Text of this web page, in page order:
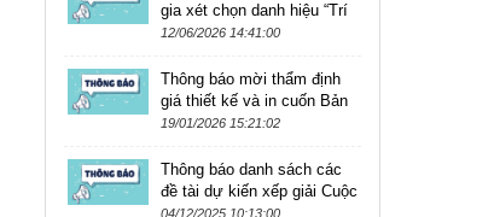
gia xét chọn danh hiệu “Trí
thức khoa học và công nghệ
12/06/2026 14:41:00
Thông báo mời thẩm định
giá thiết kế và in cuốn Bản
tin Khoa học & Kỹ thuật
19/01/2026 15:21:02
Thông báo danh sách các
đề tài dự kiến xếp giải Cuộc
thi Sáng tạo thanh thiếu niên
04/12/2025 10:13:00